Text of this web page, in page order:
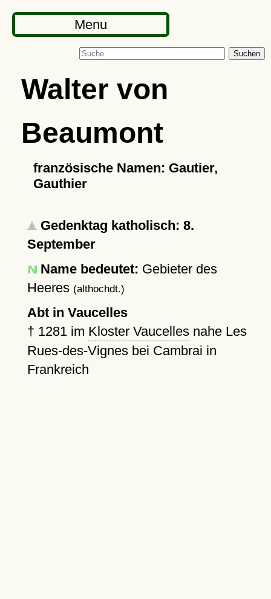
Menu
Suchen
Walter von
Beaumont
französische Namen: Gautier,
Gauthier
Gedenktag katholisch: 8.
September
Name bedeutet: Gebieter des
Heeres (althochdt.)
Abt in Vaucelles
† 1281im Kloster Vaucellesnahe Les
Rues-des-Vignes bei Cambrai in
Frankreich